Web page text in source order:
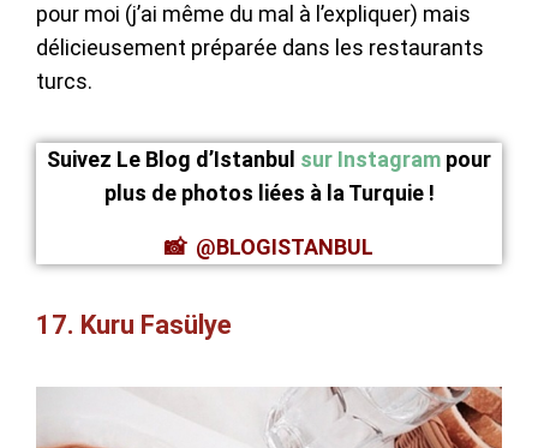
pour moi (j’ai même du mal à l’expliquer) mais
délicieusement préparée dans les restaurants
turcs.
Suivez Le Blog d’Istanbul sur Instagram pour
plus de photos liées à la Turquie !
📸 @BLOGISTANBUL
17. Kuru Fasülye